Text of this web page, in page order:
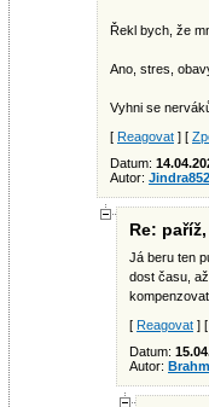
Řekl bych, že
Ano, stres,
Vyhni se
[ Reagovat ] [
Datum:
Autor:
Re:
Já beru ten
dost času,
kompenzovat
[ Reagovat ] [
Datum:
Autor: